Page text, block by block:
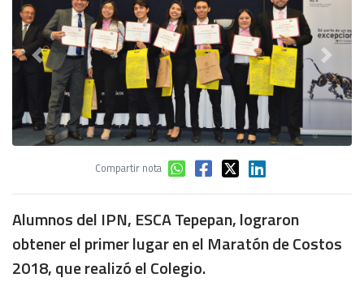
Previous Next
Compartir nota
Alumnos del IPN, ESCA Tepepan, lograron
obtener el primer lugar en el Maratón de Costos
2018, que realizó el Colegio.